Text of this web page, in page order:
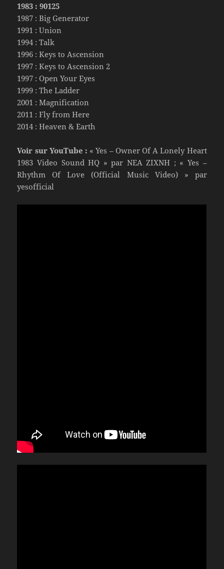
1983 : 90125
1987 : Big Generator
1991 : Union
1994 : Talk
1996 : Keys to Ascension
1997 : Keys to Ascension 2
1997 : Open Your Eyes
1999 : The Ladder
2001 : Magnification
2011 : Fly from Here
2014 : Heaven & Earth
Voir sur YouTube : « Yes – Owner Of A Lonely Heart
1983 Video Sound HQ » par NEA ZIXNH ; « Yes –
Rhythm Of Love (Official Music Video) » par
yesofficial